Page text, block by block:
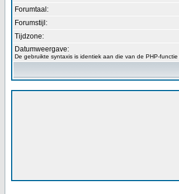
Forumtaal:
Forumstijl:
Tijdzone:
Datumweergave:
De gebruikte syntaxis is identiek aan die van de PHP-functie